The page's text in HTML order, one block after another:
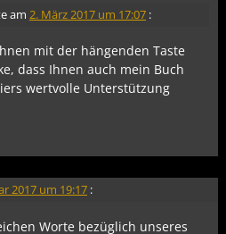
am 2. März 2017 um 17:07 :
mit der hängenden Taste
dass Ihnen auch mein Buch
wertvolle Unterstützung
2017 um 19:17 :
Worte bezüglich unseres